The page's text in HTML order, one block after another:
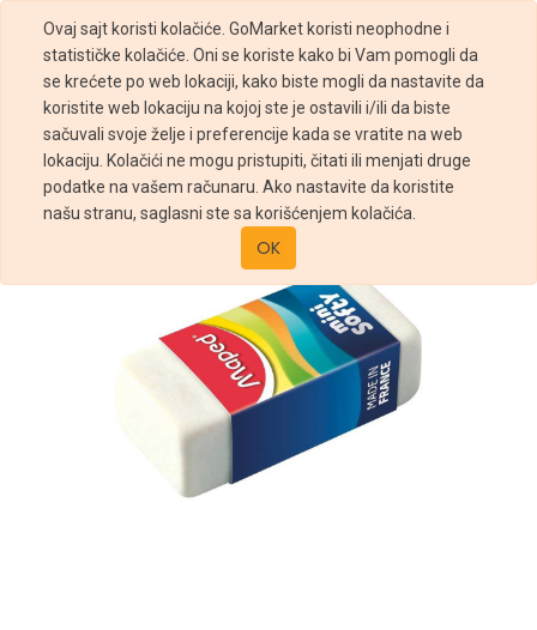
Ovaj sajt koristi kolačiće. GoMarket koristi neophodne i
statističke kolačiće. Oni se koriste kako bi Vam pomogli da
se krećete po web lokaciji, kako biste mogli da nastavite da
koristite web lokaciju na kojoj ste je ostavili i/ili da biste
sačuvali svoje želje i preferencije kada se vratite na web
lokaciju. Kolačići ne mogu pristupiti, čitati ili menjati druge
podatke na vašem računaru. Ako nastavite da koristite
našu stranu, saglasni ste sa korišćenjem kolačića.
OK
Prodavnica GUMICA MAPED MINI SOFTY